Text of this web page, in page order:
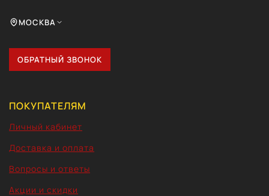
МОСКВА
ОБРАТНЫЙ ЗВОНОК
ПОКУПАТЕЛЯМ
Личный кабинет
Доставка и оплата
Вопросы и ответы
Акции и скидки